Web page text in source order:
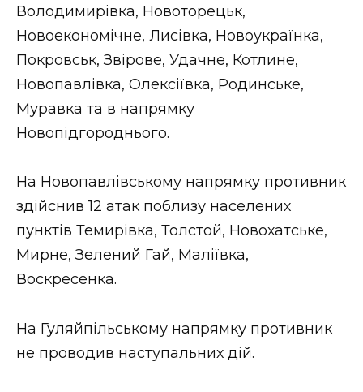
Володимирівка, Новоторецьк,
Новоекономічне, Лисівка, Новоукраїнка,
Покровськ, Звірове, Удачне, Котлине,
Новопавлівка, Олексіївка, Родинське,
Муравка та в напрямку
Новопідгороднього.
На Новопавлівському напрямку противник
здійснив 12 атак поблизу населених
пунктів Темирівка, Толстой, Новохатське,
Мирне, Зелений Гай, Маліївка,
Воскресенка.
На Гуляйпільському напрямку противник
не проводив наступальних дій.